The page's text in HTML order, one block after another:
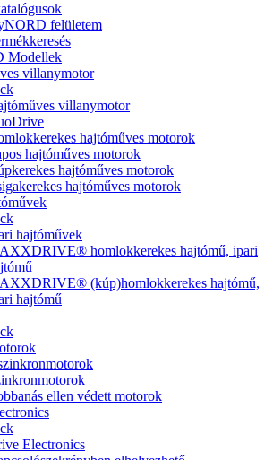
felületem
Modellek
villanymotor
villanymotor
hajtóműves motorok
hajtóműves motorok
hajtóműves motorok
hajtóműves motorok
hajtóművek
homlokkerekes hajtómű, ipari
(kúp)homlokkerekes hajtómű,
hajtómű
ellen védett motorok
Electronics